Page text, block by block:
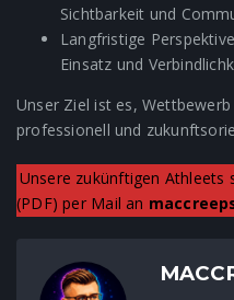
Sichtbarkeit und
Langfristige
Einsatz und
Unser Ziel ist es,
professionell und
Unsere zukünftigen Athleets
(PDF) per Mail an